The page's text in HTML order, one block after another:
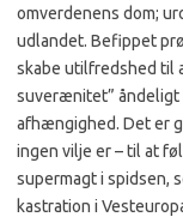
omverdenens dom;
udlandet. Befippet
skabe utilfredshed til
suverænitet” åndeligt
afhængighed. Det er
ingen vilje er – til at
supermagt i spidsen,
kastration i